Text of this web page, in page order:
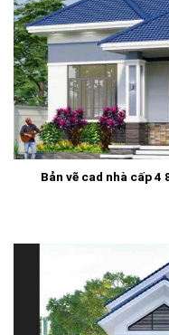
Bản vẽ cad nhà cấp